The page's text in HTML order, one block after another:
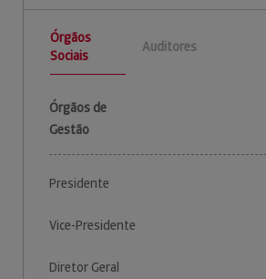
Órgãos
Sociais
Auditores
Órgãos de
Gestão
Presidente
Vice-Presidente
Diretor Geral